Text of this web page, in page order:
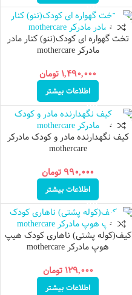
ناموجود
تخت گهواره ای کودک(ننو) کنار مادر
مادرکر mothercare
۱,۴۹۰,۰۰۰ تومان
اطلاعات بیشتر
ناموجود
کیف نگهدارنده مادر و کودک مادرکر
mothercare
۹۹۰,۰۰۰ تومان
اطلاعات بیشتر
ناموجود
کیف(کوله پشتی) ناهاری کودک هیپ
هوپ مادرکر mothercare
۱۲۹,۰۰۰ تومان
اطلاعات بیشتر